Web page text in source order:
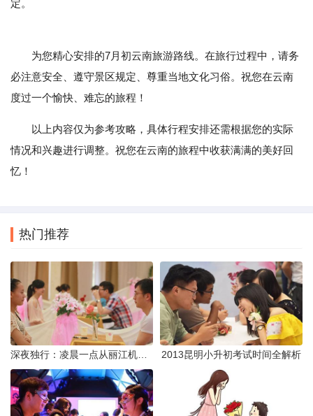
定。
为您精心安排的7月初云南旅游路线。在旅行过程中，请务
必注意安全、遵守景区规定、尊重当地文化习俗。祝您在云南
度过一个愉快、难忘的旅程！
以上内容仅为参考攻略，具体行程安排还需根据您的实际
情况和兴趣进行调整。祝您在云南的旅程中收获满满的美好回
忆！
热门推荐
2013昆明小升初考试时间全解析